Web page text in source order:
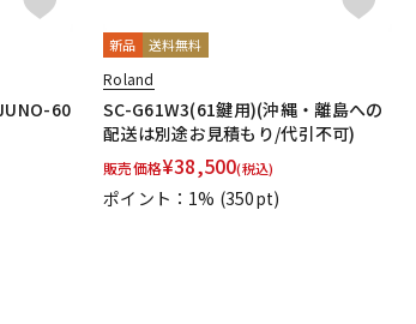
60
新品 送料無料
Roland
SC-G61W3(61鍵用)(沖縄・離島への
配送は別途お見積もり/代引不可)
販売価格¥38,500(税込)
ポイント：1% (350pt)